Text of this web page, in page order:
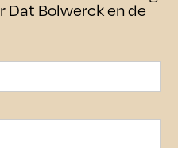
Dat Bolwerck en de